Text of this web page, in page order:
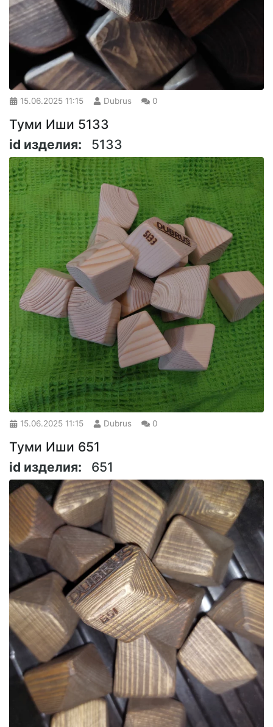
15.06.2025 11:15 Dubrus 0
Туми Иши 5133
id изделия:
5133
15.06.2025 11:15 Dubrus 0
Туми Иши 651
id изделия:
651